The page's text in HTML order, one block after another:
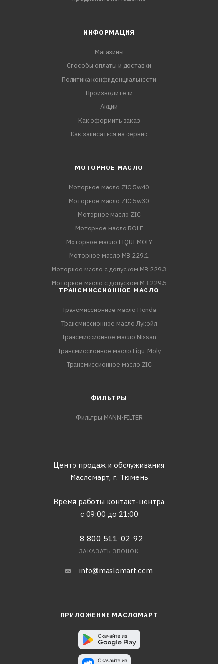
ИНФОРМАЦИЯ
Магазины
Способы оплаты и доставки
Политика конфиденциальности
Производители
Акции
Как оформить заказ
Как записаться на сервис
МОТОРНОЕ МАСЛО
Моторное масло ZIC 5w40
Моторное масло ZIC 5w30
Моторное масло ZIC
Моторное масло ROLF
Моторное масло LIQUI MOLY
Моторное масло MB 229.1
Моторное масло с допуском MB 229.3
Моторное масло с допуском MB 229.5
ТРАНСМИССИОННОЕ МАСЛО
Трансмиссионное масло Honda
Трансмиссионное масло Лукойл
Трансмиссионное масло Nissan
Трансмиссионное масло Liqui Moly
Трансмиссионное масло ZIC
ФИЛЬТРЫ
Фильтры MANN-FILTER
Центр продаж и обслуживания
Масломарт, г. Тюмень
Время работы контакт-центра
с 09:00 до 21:00
8 800 511-02-92
ЗАКАЗАТЬ ЗВОНОК
info@maslomart.com
ПРИЛОЖЕНИЕ МАСЛОМАРТ